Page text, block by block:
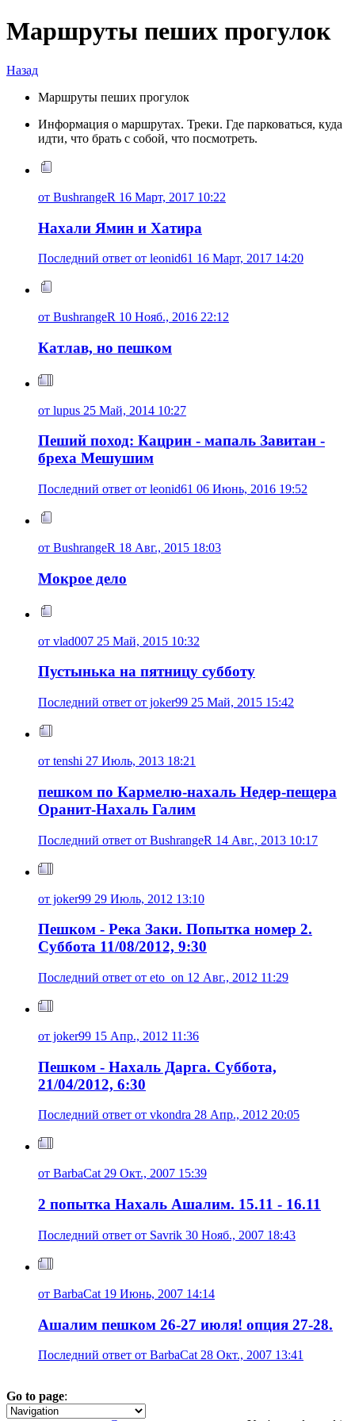
Маршруты пеших прогулок
Назад
Маршруты пеших прогулок
Информация о маршрутах. Треки. Где парковаться, куда
идти, что брать с собой, что посмотреть.
от BushrangeR 16 Март, 2017 10:22
Нахали Ямин и Хатира
Последний ответ от leonid61 16 Март, 2017 14:20
от BushrangeR 10 Нояб., 2016 22:12
Катлав, но пешком
от lupus 25 Май, 2014 10:27
Пеший поход: Кацрин - мапаль Завитан -
бреха Мешушим
Последний ответ от leonid61 06 Июнь, 2016 19:52
от BushrangeR 18 Авг., 2015 18:03
Мокрое дело
от vlad007 25 Май, 2015 10:32
Пустынька на пятницу субботу
Последний ответ от joker99 25 Май, 2015 15:42
от tenshi 27 Июль, 2013 18:21
пешком по Кармелю-нахаль Недер-пещера
Оранит-Нахаль Галим
Последний ответ от BushrangeR 14 Авг., 2013 10:17
от joker99 29 Июль, 2012 13:10
Пешком - Река Заки. Попытка номер 2.
Суббота 11/08/2012, 9:30
Последний ответ от eto_on 12 Авг., 2012 11:29
от joker99 15 Апр., 2012 11:36
Пешком - Нахаль Дарга. Суббота,
21/04/2012, 6:30
Последний ответ от vkondra 28 Апр., 2012 20:05
от BarbaCat 29 Окт., 2007 15:39
2 попытка Нахаль Ашалим. 15.11 - 16.11
Последний ответ от Savrik 30 Нояб., 2007 18:43
от BarbaCat 19 Июнь, 2007 14:14
Ашалим пешком 26-27 июля! опция 27-28.
Последний ответ от BarbaCat 28 Окт., 2007 13:41
Go to page:
1